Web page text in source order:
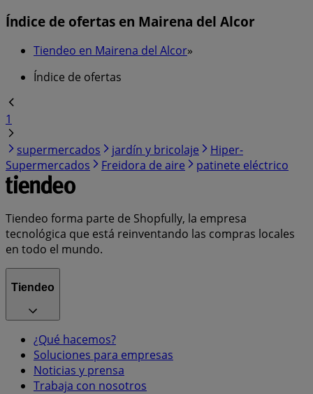
Índice de ofertas en Mairena del Alcor
Tiendeo en Mairena del Alcor»
Índice de ofertas
1
supermercados
jardín y bricolaje
Hiper-
Supermercados
Freidora de aire patinete eléctrico
Tiendeo forma parte de Shopfully, la empresa
tecnológica que está reinventando las compras locales
en todo el mundo.
Tiendeo
¿Qué hacemos?
Soluciones para empresas
Noticias y prensa
Trabaja con nosotros